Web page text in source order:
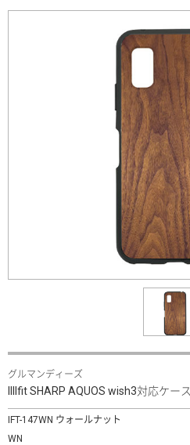
グルマンディーズ
IIIIfit SHARP AQUOS wish3対応ケース
IFT-147WN ウォールナット
WN